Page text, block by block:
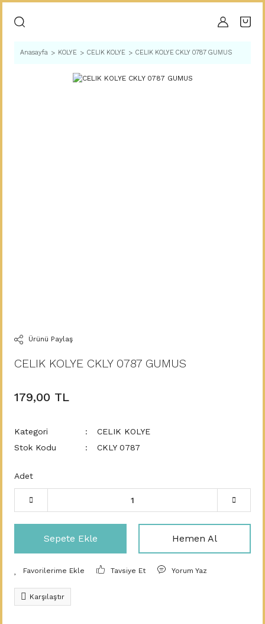
Anasayfa KOLYE CELIK KOLYE CELIK KOLYE CKLY 0787 GUMUS
Ürünü Paylaş
CELIK KOLYE CKLY 0787 GUMUS
179,00 TL
Kategori
CELIK KOLYE
Stok Kodu
CKLY 0787
Adet
Sepete Ekle Hemen Al
Tavsiye Et Yorum Yaz
Karşılaştır